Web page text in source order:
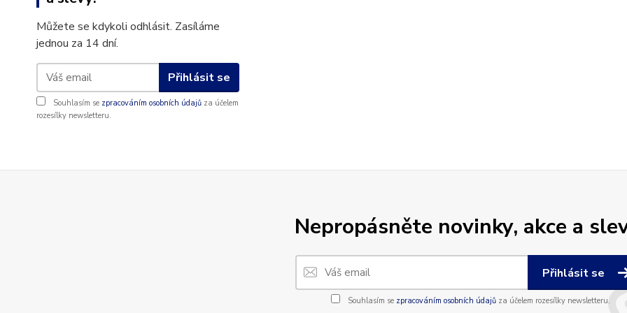
Můžete se kdykoli odhlásit. Zasíláme
jednou za 14 dní.
Přihlásit se
Souhlasím se zpracováním osobních údajů za účelem
rozesílky newsletteru.
Nepropásněte novinky, akce a
Přihlásit se
Souhlasím se zpracováním osobních údajůza účelem rozesílky newsletteru.